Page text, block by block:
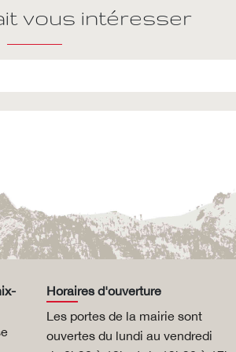
vous intéresser
Horaires d'ouverture
Les portes de la mairie sont
ouvertes du lundi au vendredi